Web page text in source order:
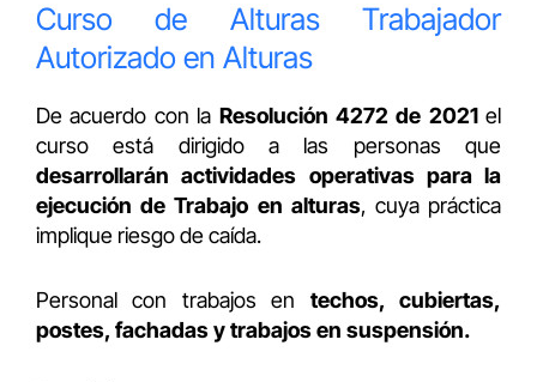
Curso de Alturas Trabajador
Autorizado en Alturas
De acuerdo con la Resolución 4272 de 2021el
curso está dirigido a las personas que
desarrollarán actividades operativas para la
ejecución de Trabajo en alturas, cuya práctica
implique riesgo de caída.
Personal con trabajos en techos, cubiertas,
postes, fachadas y trabajos en suspensión.